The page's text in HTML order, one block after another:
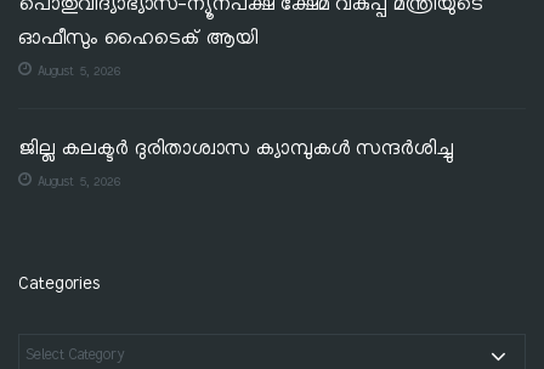
പൊതുവിദ്യാഭ്യാസ-ന്യൂനപക്ഷ ക്ഷേമ വകുപ്പ് മന്ത്രിയുടെ
ഓഫീസും ഹൈടെക് ആയി
August 5, 2026
ജില്ല കലക്ടര്‍ ദുരിതാശ്വാസ ക്യാമ്പുകള്‍ സന്ദര്‍ശിച്ചു
August 5, 2026
Categories